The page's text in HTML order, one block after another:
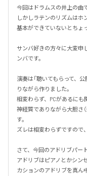
今回はドラムスの井上の曲
しかしラテンのリズムはホ
基本ができていないとちょ
サンバ好きの方々に大変申
ンバです。
演奏は「聴いてもらって、
りながら作りました。
相変わらず、PCがあるにも
神経質でありながら大胆さ（
す。
ズレは相変わらずですので
さて、今回のアドリブパー
アドリブはピアノとかシン
カションのアドリブを真ん